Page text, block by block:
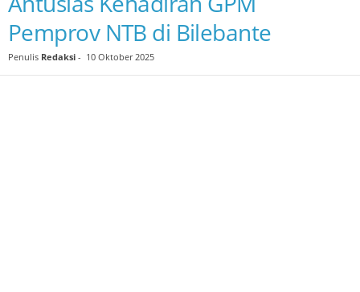
Pemprov NTB di Bilebante
Penulis Redaksi - 10 Oktober 2025